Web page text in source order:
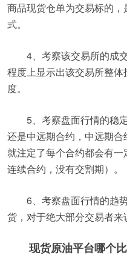
商品现货仓单为交易标的
式。
4、考察该交易所的成
程度上显示出该交易所整
度。
5、考察盘面行情的稳
还是中远期合约，中远期
就注定了每个合约都会有
连续合约，没有交割期）。
6、考察盘面行情的趋
货，对于绝大部分交易者来
现货原油平台哪个